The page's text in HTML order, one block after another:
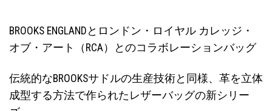
BROOKS ENGLANDとロンドン・ロイヤル カレッジ・
オブ・アート（RCA）とのコラボレーションバッグ
伝統的なBROOKSサドルの生産技術と同様、革を立体
成型する方法で作られたレザーバッグの新シリー